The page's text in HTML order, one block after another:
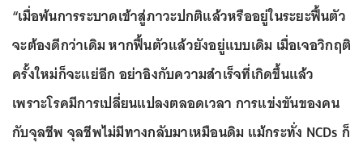
“เมื่อพ้นการระบาดเข้าสู่ภาวะปกติแล้วหรืออยู่ในระยะฟื้นตัว
จะต้องดีกว่าเดิม หากฟื้นตัวแล้วยังอยู่แบบเดิม เมื่อเจอวิกฤติ
ครั้งใหม่ก็จะแย่อีก อย่าอิงกับความสำเร็จที่เกิดขึ้นแล้ว
เพราะโรคมีการเปลี่ยนแปลงตลอดเวลา การแข่งขันของคน
กับจุลชีพ จุลชีพไม่มีทางกลับมาเหมือนดิม แม้กระทั่ง NCDs ก็